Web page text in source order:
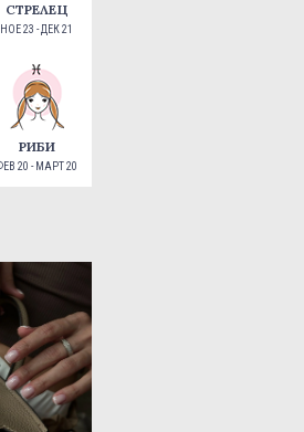
СТРЕЛЕЦ
НОЕ 23 - ДЕК 21
РИБИ
20 - МАРТ 20